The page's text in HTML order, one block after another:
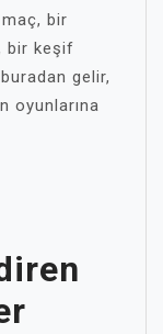
bir
bir keşif
gelir,
oyunlarına